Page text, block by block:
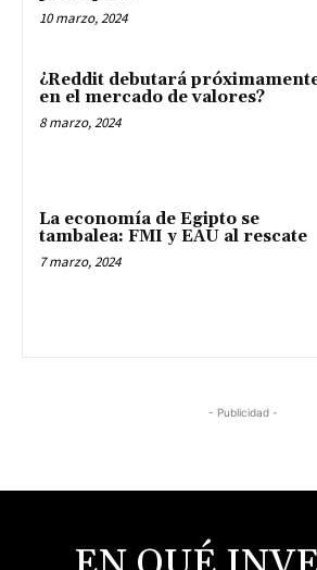
10 marzo, 2024
¿Reddit debutará
en el mercado de valores?
8 marzo, 2024
La economía de Egipto se
tambalea: FMI y EAU al rescate
7 marzo, 2024
- Publicidad -